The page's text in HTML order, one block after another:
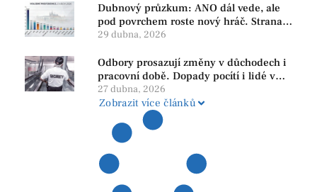
Dubnový průzkum: ANO dál vede, ale
pod povrchem roste nový hráč. Strana
PRO se drží nejvýš mezi menšími
29 dubna, 2026
Odbory prosazují změny v důchodech i
pracovní době. Dopady pocítí i lidé v
našem regionu
27 dubna, 2026
Zobrazit více článků